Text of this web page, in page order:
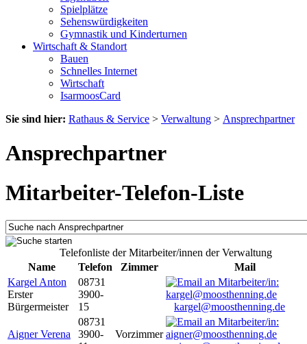
Spielplätze
Sehenswürdigkeiten
Gymnastik und Kinderturnen
Wirtschaft & Standort
Bauen
Schnelles Internet
Wirtschaft
IsarmoosCard
Sie sind hier: Rathaus & Service > Verwaltung > Ansprechpartner
Ansprechpartner
Mitarbeiter-Telefon-Liste
Telefonliste der Mitarbeiter/innen der Verwaltung
Name
Telefon Zimmer
Mail
Kargel Anton
Erster
Bürgermeister
08731
3900-
15
kargel@moosthenning.de
Aigner Verena
08731
3900-
Vorzimmer